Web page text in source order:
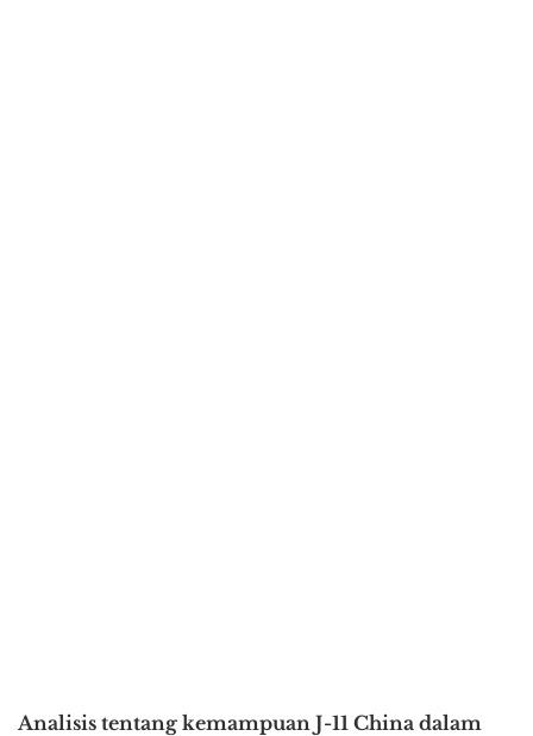
Analisis tentang kemampuan J-11 China dalam